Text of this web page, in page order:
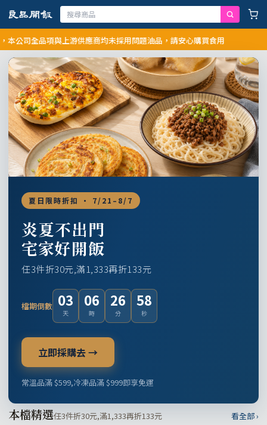
全品項與上游供應商均未採用問題油品，請安心購買食用
夏日限時折扣 · 7/21–8/7
炎夏不出門
宅家好開飯
任3件折30元,滿1,333再折133元
檔期倒數 03
天
06
時
26
分
57
秒
立即採購去 →
常溫品滿 $599,冷凍品滿 $999即享免運
本檔精選任3件折30元,滿1,333再折133元 看全部 ›